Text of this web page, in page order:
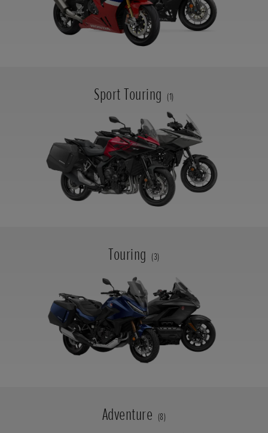
Sport Touring (1)
Touring (3)
Adventure (8)